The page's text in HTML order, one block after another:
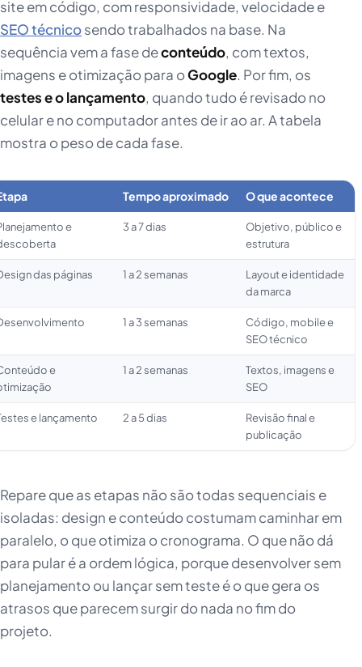
site em código, com responsividade, velocidade e
SEO técnicosendo trabalhados na base. Na
sequência vem a fase deconteúdo, com textos,
imagens e otimização para oGoogle. Por fim, os
testes e o lançamento, quando tudo é revisado no
celular e no computador antes de ir ao ar. A tabela
mostra o peso de cada fase.
Tempo aproximado O que acontece
e
3 a 7 dias
Objetivo, público e
estrutura
das páginas 1 a 2 semanas
Layout e identidade
da marca
1 a 3 semanas
Código, mobile e
SEO técnico
e
1 a 2 semanas
Textos, imagens e
SEO
e lançamento 2 a 5 dias
Revisão final e
publicação
Repare que as etapas não são todas sequenciais e
isoladas: design e conteúdo costumam caminhar em
paralelo, o que otimiza o cronograma. O que não dá
para pular é a ordem lógica, porque desenvolver sem
planejamento ou lançar sem teste é o que gera os
atrasos que parecem surgir do nada no fim do
projeto.